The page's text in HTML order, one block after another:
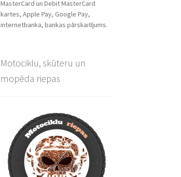
MasterCard un Debit MasterCard
kartes, Apple Pay, Google Pay,
internetbanka, bankas pārskaitījums.
Motociklu, skūteru un
mopēda riepas